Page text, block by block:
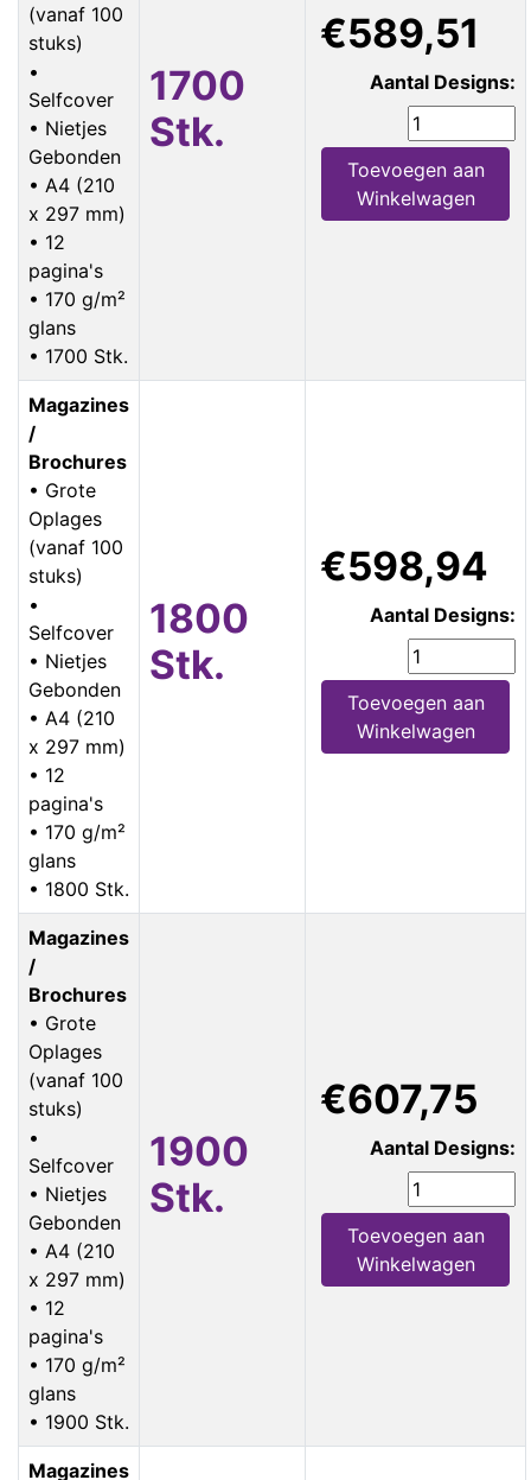
(vanaf 100
stuks)
•
Selfcover
• Nietjes
Gebonden
• A4 (210
x 297 mm)
• 12
pagina's
• 170 g/m²
glans
• 1700 Stk.
1700
Stk.
€589,51
Aantal Designs:
Toevoegen aan
Winkelwagen
Magazines
/
Brochures
• Grote
Oplages
(vanaf 100
stuks)
•
Selfcover
• Nietjes
Gebonden
• A4 (210
x 297 mm)
• 12
pagina's
• 170 g/m²
glans
• 1800 Stk.
1800
Stk.
€598,94
Aantal Designs:
Toevoegen aan
Winkelwagen
Magazines
/
Brochures
• Grote
Oplages
(vanaf 100
stuks)
•
Selfcover
• Nietjes
Gebonden
• A4 (210
x 297 mm)
• 12
pagina's
• 170 g/m²
glans
• 1900 Stk.
1900
Stk.
€607,75
Aantal Designs:
Toevoegen aan
Winkelwagen
Magazines